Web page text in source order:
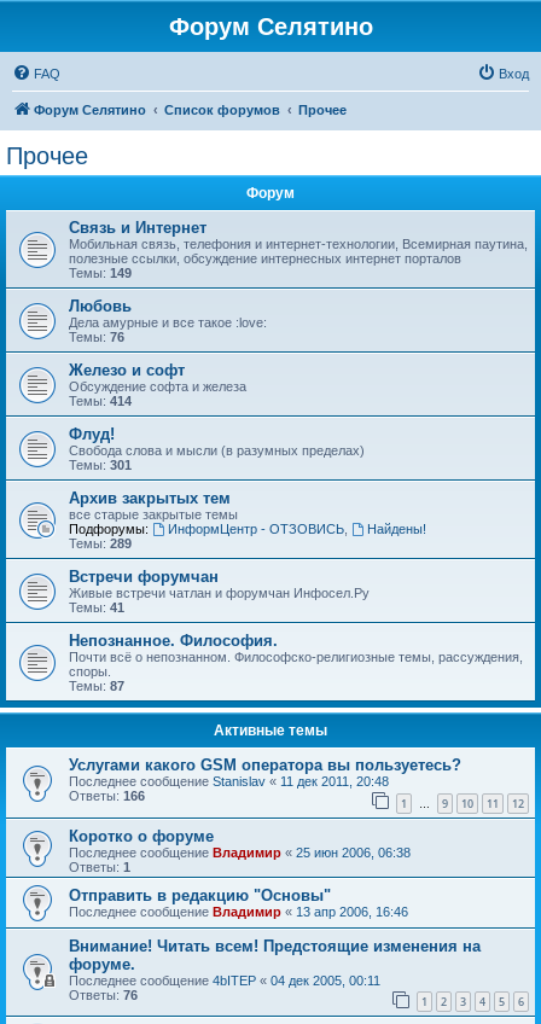
Форум Селятино
FAQ Вход
Форум Селятино Список форумов Прочее
Прочее
Форум
Связь и Интернет
Мобильная связь, телефония и интернет-технологии, Всемирная паутина,
полезные ссылки, обсуждение интернесных интернет порталов
Темы: 149
Любовь
Дела амурные и все такое :love:
Темы: 76
Железо и софт
Обсуждение софта и железа
Темы: 414
Флуд!
Свобода слова и мысли (в разумных пределах)
Темы: 301
Архив закрытых тем
все старые закрытые темы
Подфорумы:
ИнформЦентр - ОТЗОВИСЬ,
Найдены!
Темы: 289
Встречи форумчан
Живые встречи чатлан и форумчан Инфосел.Ру
Темы: 41
Непознанное. Философия.
Почти всё о непознанном. Философско-религиозные темы, рассуждения,
споры.
Темы: 87
Активные темы
Услугами какого GSM оператора вы пользуетесь?
Последнее сообщение Stanislav « 11 дек 2011, 20:48
Ответы: 166 1 … 9 10 11 12
Коротко о форуме
Последнее сообщение Владимир « 25 июн 2006, 06:38
Ответы: 1
Отправить в редакцию "Основы"
Последнее сообщение Владимир « 13 апр 2006, 16:46
Внимание! Читать всем! Предстоящие изменения на
форуме.
Последнее сообщение 4bITEP « 04 дек 2005, 00:11
Ответы: 76 1 2 3 4 5 6